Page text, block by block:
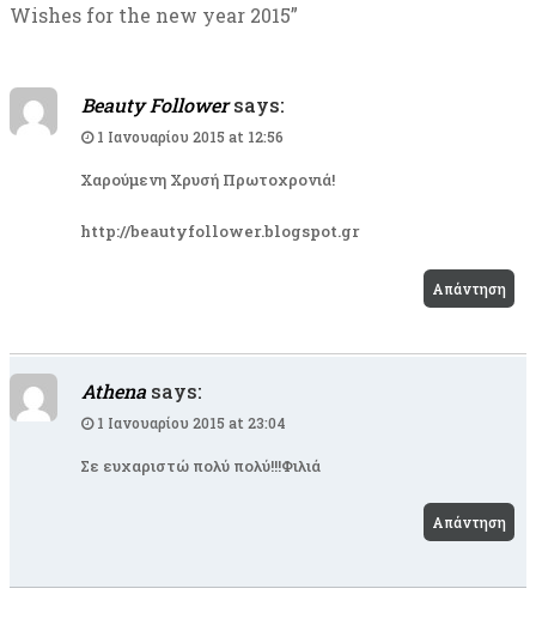
Wishes for the new year 2015”
Beauty Follower says:
1 Ιανουαρίου 2015 at 12:56
Χαρούμενη Χρυσή Πρωτοχρονιά!
http://beautyfollower.blogspot.gr
Απάντηση
Athena says:
1 Ιανουαρίου 2015 at 23:04
Σε ευχαριστώ πολύ πολύ!!!Φιλιά
Απάντηση